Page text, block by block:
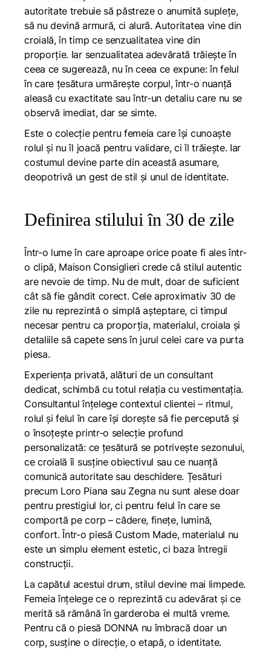
autoritate trebuie să păstreze o anumită suplețe,
să nu devină armură, ci alură. Autoritatea vine din
croială, în timp ce senzualitatea vine din
proporție. Iar senzualitatea adevărată trăiește în
ceea ce sugerează, nu în ceea ce expune: în felul
în care țesătura urmărește corpul, într-o nuanță
aleasă cu exactitate sau într-un detaliu care nu se
observă imediat, dar se simte.
Este o colecție pentru femeia care își cunoaște
rolul și nu îl joacă pentru validare, ci îl trăiește. Iar
costumul devine parte din această asumare,
deopotrivă un gest de stil și unul de identitate.
Definirea stilului în 30 de zile
Într-o lume în care aproape orice poate fi ales într-
o clipă, Maison Consiglieri crede că stilul autentic
are nevoie de timp. Nu de mult, doar de suficient
cât să fie gândit corect. Cele aproximativ 30 de
zile nu reprezintă o simplă așteptare, ci timpul
necesar pentru ca proporția, materialul, croiala și
detaliile să capete sens în jurul celei care va purta
piesa.
Experiența privată, alături de un consultant
dedicat, schimbă cu totul relația cu vestimentația.
Consultantul înțelege contextul clientei – ritmul,
rolul și felul în care își dorește să fie percepută și
o însoțește printr-o selecție profund
personalizată: ce țesătură se potrivește sezonului,
ce croială îi susține obiectivul sau ce nuanță
comunică autoritate sau deschidere. Țesături
precum Loro Piana sau Zegna nu sunt alese doar
pentru prestigiul lor, ci pentru felul în care se
comportă pe corp – cădere, finețe, lumină,
confort. Într-o piesă Custom Made, materialul nu
este un simplu element estetic, ci baza întregii
construcții.
La capătul acestui drum, stilul devine mai limpede.
Femeia înțelege ce o reprezintă cu adevărat și ce
merită să rămână în garderoba ei multă vreme.
Pentru că o piesă DONNA nu îmbracă doar un
corp, susține o direcție, o etapă, o identitate.